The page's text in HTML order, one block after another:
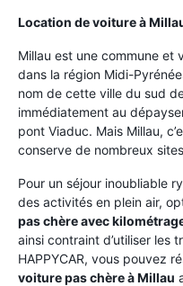
Location de voiture à
Millau est une commune et
dans la région Midi-
nom de cette ville du sud
immédiatement au
pont Viaduc. Mais Millau,
conserve de nombreux
Pour un séjour inoubliable
des activités en plein air,
pas chère avec
ainsi contraint d’utiliser les
HAPPYCAR, vous pouvez
voiture pas chère à Millau